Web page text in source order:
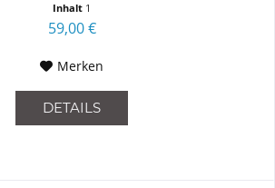
Inhalt 1
59,00 €
Merken
DETAILS